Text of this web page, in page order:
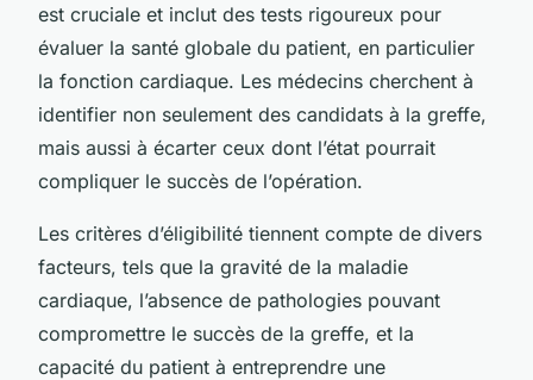
est cruciale et inclut des tests rigoureux pour
évaluer la santé globale du patient, en particulier
la fonction cardiaque. Les médecins cherchent à
identifier non seulement des candidats à la greffe,
mais aussi à écarter ceux dont l’état pourrait
compliquer le succès de l’opération.
Les critères d’éligibilité tiennent compte de divers
facteurs, tels que la gravité de la maladie
cardiaque, l’absence de pathologies pouvant
compromettre le succès de la greffe, et la
capacité du patient à entreprendre une